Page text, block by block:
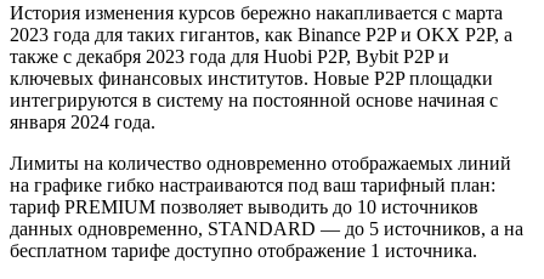
История изменения курсов бережно накапливается с марта
2023 года для таких гигантов, как Binance P2P и OKX P2P, а
также с декабря 2023 года для Huobi P2P, Bybit P2P и
ключевых финансовых институтов. Новые P2P площадки
интегрируются в систему на постоянной основе начиная с
января 2024 года.
Лимиты на количество одновременно отображаемых линий
на графике гибко настраиваются под ваш тарифный план:
тариф PREMIUM позволяет выводить до 10 источников
данных одновременно, STANDARD — до 5 источников, а на
бесплатном тарифе доступно отображение 1 источника.